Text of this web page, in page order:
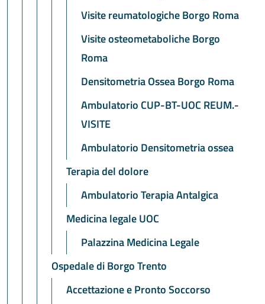
Visite reumatologiche Borgo Roma
Visite osteometaboliche Borgo
Roma
Densitometria Ossea Borgo Roma
Ambulatorio CUP-BT-UOC REUM.-
VISITE
Ambulatorio Densitometria ossea
Terapia del dolore
Ambulatorio Terapia Antalgica
Medicina legale UOC
Palazzina Medicina Legale
Ospedale di Borgo Trento
Accettazione e Pronto Soccorso